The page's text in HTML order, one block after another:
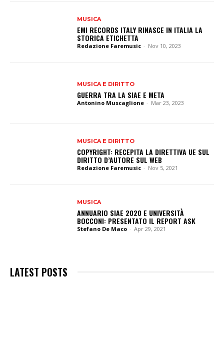
MUSICA
EMI RECORDS ITALY RINASCE IN ITALIA LA
STORICA ETICHETTA
Redazione Faremusic - Nov 10, 2023
MUSICA E DIRITTO
GUERRA TRA LA SIAE E META
Antonino Muscaglione - Mar 23, 2023
MUSICA E DIRITTO
COPYRIGHT: RECEPITA LA DIRETTIVA UE SUL
DIRITTO D’AUTORE SUL WEB
Redazione Faremusic - Nov 5, 2021
MUSICA
ANNUARIO SIAE 2020 E UNIVERSITÀ
BOCCONI: PRESENTATO IL REPORT ASK
Stefano De Maco - Apr 29, 2021
LATEST POSTS